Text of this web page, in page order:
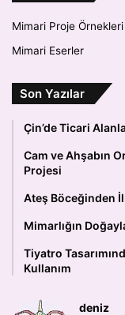
Mimari Proje Örnekleri
Mimari Eserler
Son Yazılar
Çin’de Ticari
Cam ve Ahşabın
Projesi
Ateş Böceğinden
Mimarlığın
Tiyatro
Kullanım
deniz